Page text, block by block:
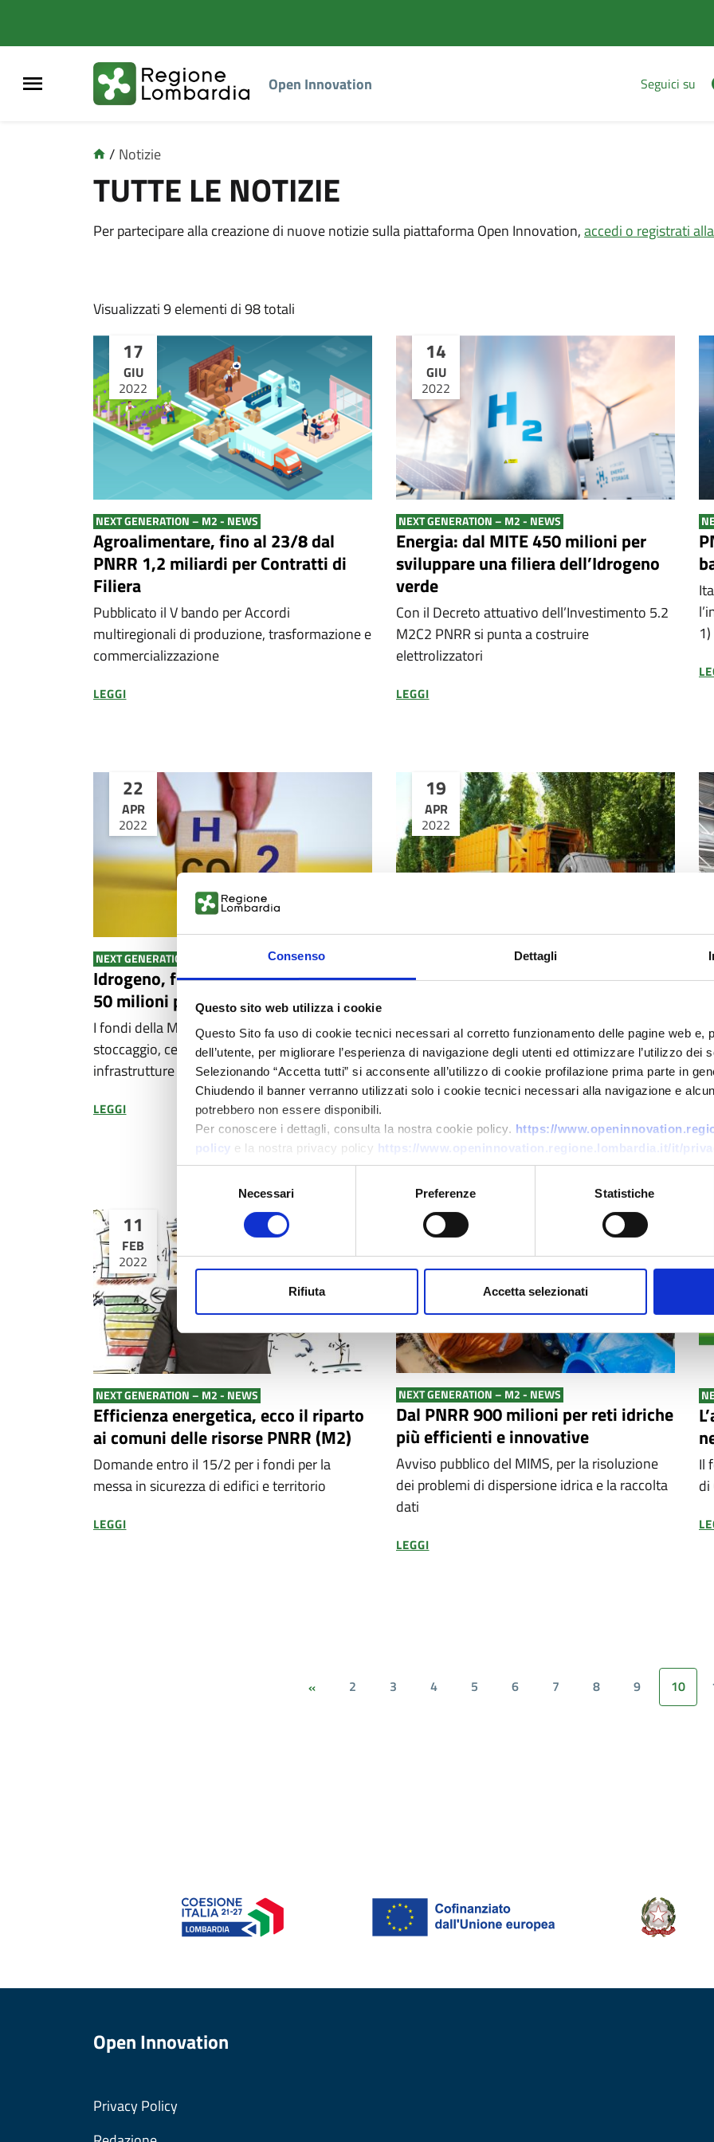
Consenso Dettagli
Questo sito web utilizza i cookie
Questo Sito fa uso di cookie tecnici necessari al corretto funzionamento delle pagine web e,
dell’utente, per migliorare l’esperienza di navigazione degli utenti ed ottimizzare l’utilizzo dei
Selezionando “Accetta tutti” si acconsente all’utilizzo di cookie profilazione prima parte in
Chiudendo il banner verranno utilizzati solo i cookie tecnici necessari alla navigazione e
potrebbero non essere disponibili.
Per conoscere i dettagli, consulta la nostra cookie policy. https://
policy e la nostra privacy policy https://www.openinnovation.regione.lombardia.it/it/
Necessari Preferenze Statistiche
Rifiuta Accetta selezionati
contenuto
footer
Open Innovation Seguici su
/ Notizie
TUTTE LE NOTIZIE
Per partecipare alla creazione di nuove notizie sulla piattaforma Open Innovation,accedi o registrati
Visualizzati 9 elementi di 98 totali
17
GIU
2022
NEXT GENERATION – M2 - NEWS
Agroalimentare, fino al 23/8 dal
PNRR 1,2 miliardi per Contratti di
Filiera
Pubblicato il V bando per Accordi
multiregionali di produzione, trasformazione e
commercializzazione
LEGGI
14
GIU
2022
NEXT GENERATION – M2 - NEWS
Energia: dal MITE 450 milioni per
sviluppare una filiera dell’Idrogeno
verde
Con il Decreto attuativo dell’Investimento 5.2
M2C2 PNRR si punta a costruire
elettrolizzatori
LEGGI
1)
22
APR
2022
NEXT GENERATION – M2 - NEWS
Idrogeno, fino al 9/5 due Avvisi da
50 milioni per progetti di R&S
I fondi della Missione 2 PNRR per produzione,
stoccaggio, celle a combustibile e
infrastrutture
LEGGI
19
APR
2022
NEXT GENERATION – M2 - NEWS
Proposta di Programma nazionale
entro aprile
Consultazione pubblica sulla bozza, che punta
a colmare i gap attuali e a efficientare la
gestione
LEGGI
e
11
FEB
2022
NEXT GENERATION – M2 - NEWS
Efficienza energetica, ecco il riparto
ai comuni delle risorse PNRR (M2)
Domande entro il 15/2 per i fondi per la
messa in sicurezza di edifici e territorio
LEGGI
18
2022
NEXT GENERATION – M2 - NEWS
Dal PNRR 900 milioni per reti idriche
più efficienti e innovative
Avviso pubblico del MIMS, per la risoluzione
dei problemi di dispersione idrica e la raccolta
dati
LEGGI
Il
di
« 2 3 4 5 6 7 8 9 10
Open Innovation
Privacy Policy